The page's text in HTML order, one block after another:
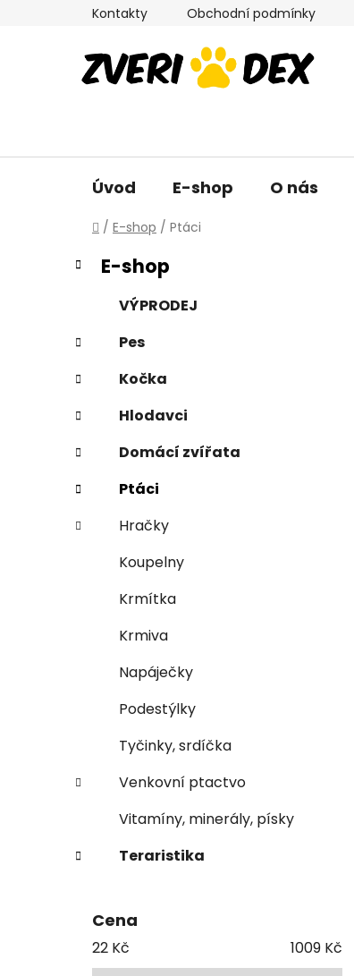
Kontakty Obchodní podmínky
Úvod E-shop O nás
Domů
/ E-shop / Ptáci
P
o
r
a
n
í
p
a
e
Přeskočit
kategorie
K
a
g
o
r
i
e
E-shop
VÝPRODEJ
Pes
Kočka
Hlodavci
Domácí zvířata
Ptáci
Hračky
Koupelny
Krmítka
Krmiva
Napáječky
Podestýlky
Tyčinky, srdíčka
Venkovní ptactvo
Vitamíny, minerály, písky
Teraristika
Cena
22 Kč 1009 Kč